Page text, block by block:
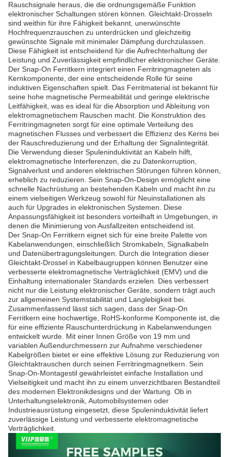
Rauschsignale heraus, die die ordnungsgemäße Funktion
elektronischer Schaltungen stören können. Gleichtakt-Drosseln
sind weithin für ihre Fähigkeit bekannt, unerwünschte
Hochfrequenzrauschen zu unterdrücken und gleichzeitig
gewünschte Signale mit minimaler Dämpfung durchzulassen.
Diese Fähigkeit ist entscheidend für die Aufrechterhaltung der
Leistung und Zuverlässigkeit empfindlicher elektronischer Geräte.
Der Snap-On Ferritkern integriert einen Ferritringmagneten als
Kernkomponente, der eine entscheidende Rolle für seine
induktiven Eigenschaften spielt. Das Ferritmaterial ist bekannt für
seine hohe magnetische Permeabilität und geringe elektrische
Leitfähigkeit, was es ideal für die Absorption und Ableitung von
elektromagnetischem Rauschen macht. Die Konstruktion des
Ferritringmagneten sorgt für eine optimale Verteilung des
magnetischen Flusses und verbessert die Effizienz des Kerns bei
der Rauschreduzierung und der Erhaltung der Signalintegrität.
Die Verwendung dieser Spuleninduktivität an Kabeln hilft,
elektromagnetische Interferenzen, die zu Datenkorruption,
Signalverlust und anderen elektrischen Störungen führen können,
erheblich zu reduzieren. Sein Snap-On-Design ermöglicht eine
schnelle Nachrüstung an bestehenden Kabeln und macht ihn zu
einem vielseitigen Werkzeug sowohl für Neuinstallationen als
auch für Upgrades in elektronischen Systemen. Diese
Anpassungsfähigkeit ist besonders vorteilhaft in Umgebungen, in
denen die Minimierung von Ausfallzeiten entscheidend ist.
Der Snap-On Ferritkern eignet sich für eine breite Palette von
Kabelanwendungen, einschließlich Stromkabeln, Signalkabeln
und Datenübertragungsleitungen. Durch die Integration dieser
Gleichtakt-Drossel in Kabelbaugruppen können Benutzer eine
verbesserte elektromagnetische Verträglichkeit (EMV) und die
Einhaltung internationaler Standards erzielen. Dies verbessert
nicht nur die Leistung elektronischer Geräte, sondern trägt auch
zur allgemeinen Systemstabilität und Langlebigkeit bei.
Zusammenfassend lässt sich sagen, dass der Snap-On
Ferritkern eine hochwertige, RoHS-konforme Komponente ist, die
für eine effiziente Rauschunterdrückung in Kabelanwendungen
entwickelt wurde. Mit einer Innen Größe von 19 mm und
variablen Außendurchmessern zur Aufnahme verschiedener
Kabelgrößen bietet er eine effektive Lösung zur Reduzierung von
Gleichtaktrauschen durch seinen Ferritringmagnetkern. Sein
Snap-On-Montagestil gewährleistet einfache Installation und
Vielseitigkeit und macht ihn zu einem unverzichtbaren Bestandteil
des modernen Elektronikdesigns und der Wartung. Ob in
Unterhaltungselektronik, Automobilsystemen oder
Industrieausrüstung eingesetzt, diese Spuleninduktivität liefert
zuverlässige Leistung und verbesserte elektromagnetische
Verträglichkeit.